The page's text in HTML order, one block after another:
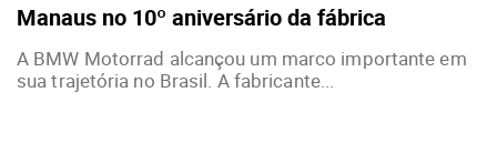
Manaus no 10º aniversário da fábrica
A BMW Motorrad alcançou um marco importante em
sua trajetória no Brasil. A fabricante...